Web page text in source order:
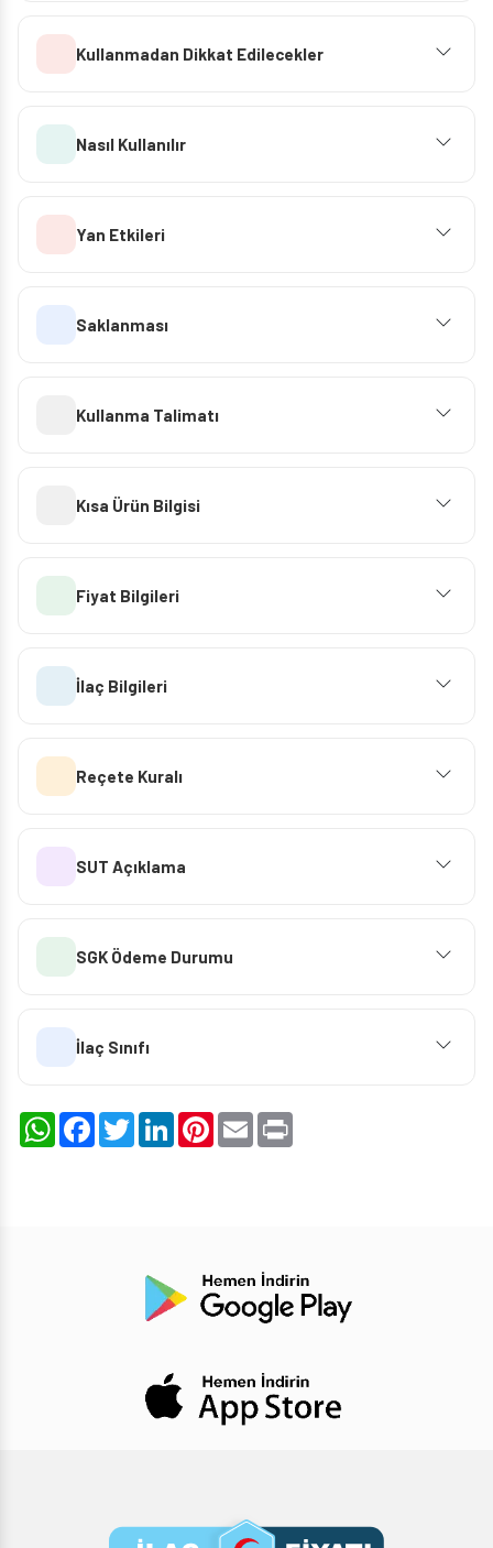
Kullanmadan Dikkat Edilecekler
Nasıl Kullanılır
Yan Etkileri
Saklanması
Kullanma Talimatı
Kısa Ürün Bilgisi
Fiyat Bilgileri
İlaç Bilgileri
Reçete Kuralı
SUT Açıklama
SGK Ödeme Durumu
İlaç Sınıfı
WhatsAppFacebookTwitterLinkedInPinterest
Email